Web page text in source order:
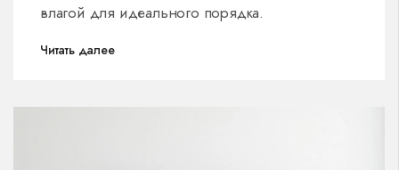
влагой для идеального порядка.
Читать далее